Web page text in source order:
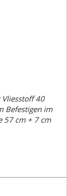
Vliesstoff 40
Befestigen im
57 cm + 7 cm